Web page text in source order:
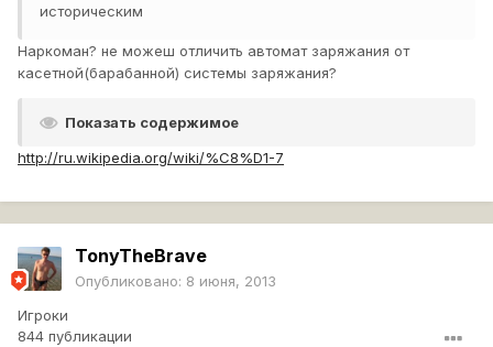
историческим
Наркоман? не можеш отличить автомат заряжания от
касетной(барабанной) системы заряжания?
Показать содержимое
http://ru.wikipedia.org/wiki/%C8%D1-7
TonyTheBrave
Опубликовано: 8 июня, 2013
Игроки
844 публикации